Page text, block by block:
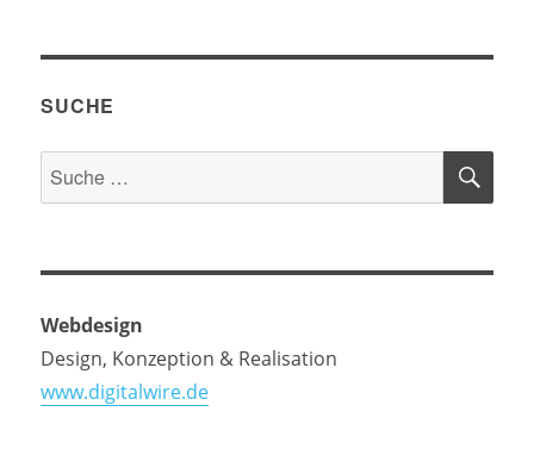
SUCHE
Suche
nach:
Webdesign
Design, Konzeption & Realisation
www.digitalwire.de